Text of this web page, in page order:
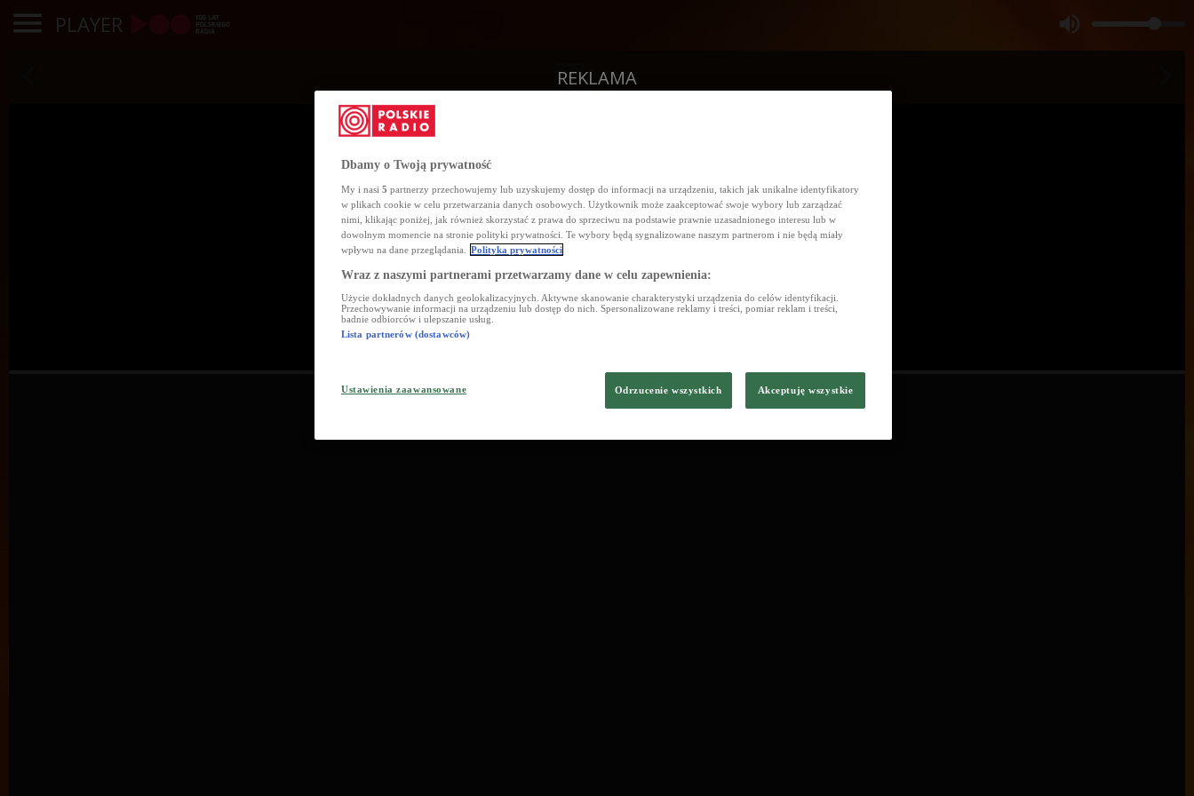
PLAYER
REKLAMA
Dbamy o Twoją prywatność
My i nasi 5 partnerzy przechowujemy lub uzyskujemy dostęp do informacji na urządzeniu, takich jak unikalne identyfikatory
w plikach cookie w celu przetwarzania danych osobowych. Użytkownik może zaakceptować swoje wybory lub zarządzać
nimi, klikając poniżej, jak również skorzystać z prawa do sprzeciwu na podstawie prawnie uzasadnionego interesu lub w
dowolnym momencie na stronie polityki prywatności. Te wybory będą sygnalizowane naszym partnerom i nie będą miały
wpływu na dane przeglądania.
Polityka prywatności
Wraz z naszymi partnerami przetwarzamy dane w celu zapewnienia:
Użycie dokładnych danych geolokalizacyjnych. Aktywne skanowanie charakterystyki urządzenia do celów identyfikacji.
Przechowywanie informacji na urządzeniu lub dostęp do nich. Spersonalizowane reklamy i treści, pomiar reklam i treści,
badnie odbiorców i ulepszanie usług.
Lista partnerów (dostawców)
Ustawienia zaawansowane Odrzucenie wszystkich Akceptuję wszystkie